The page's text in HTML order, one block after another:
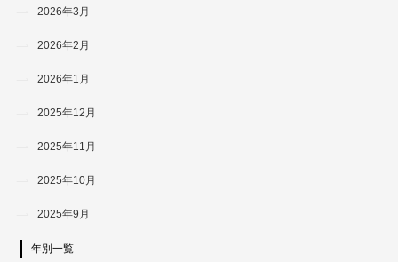
2026年3月
2026年2月
2026年1月
2025年12月
2025年11月
2025年10月
2025年9月
年別一覧